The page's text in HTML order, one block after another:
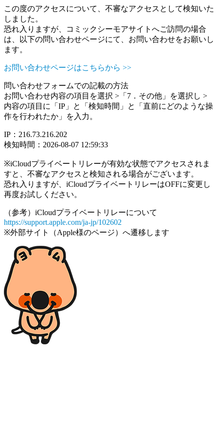
この度のアクセスについて、不審なアクセスとして検知いた
しました。
恐れ入りますが、コミックシーモアサイトへご訪問の場合
は、以下の問い合わせページにて、お問い合わせをお願いし
ます。
お問い合わせページはこちらから >>
問い合わせフォームでの記載の方法
お問い合わせ内容の項目を選択 >「7．その他」を選択し >
内容の項目に「IP」と「検知時間」と「直前にどのような操
作を行われたか」を入力。
IP：216.73.216.202
検知時間：2026-08-07 12:59:33
※iCloudプライベートリレーが有効な状態でアクセスされま
すと、不審なアクセスと検知される場合がございます。
恐れ入りますが、iCloudプライベートリレーはOFFに変更し
再度お試しください。
（参考）iCloudプライベートリレーについて
https://support.apple.com/ja-jp/102602
※外部サイト（Apple様のページ）へ遷移します